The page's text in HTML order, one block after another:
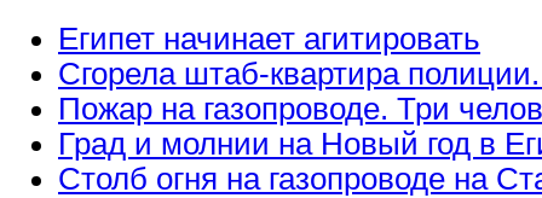
Египет начинает агитировать
Сгорела штаб-квартира
Пожар на газопроводе. Три
Град и молнии на Новый год в
Столб огня на газопроводе на